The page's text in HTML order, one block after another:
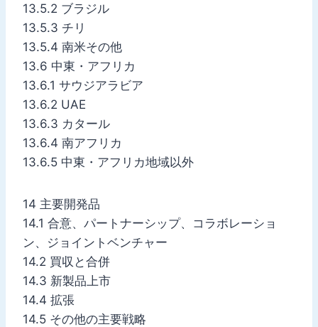
13.5.2 ブラジル
13.5.3 チリ
13.5.4 南米その他
13.6 中東・アフリカ
13.6.1 サウジアラビア
13.6.2 UAE
13.6.3 カタール
13.6.4 南アフリカ
13.6.5 中東・アフリカ地域以外
14 主要開発品
14.1 合意、パートナーシップ、コラボレーショ
ン、ジョイントベンチャー
14.2 買収と合併
14.3 新製品上市
14.4 拡張
14.5 その他の主要戦略